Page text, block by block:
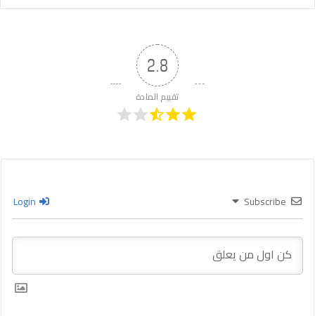
2.8
تقييم المادة
Subscribe